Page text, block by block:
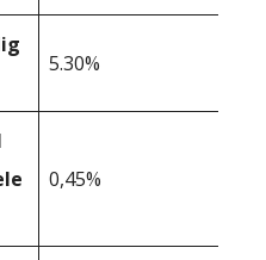
5.30%
0,45%